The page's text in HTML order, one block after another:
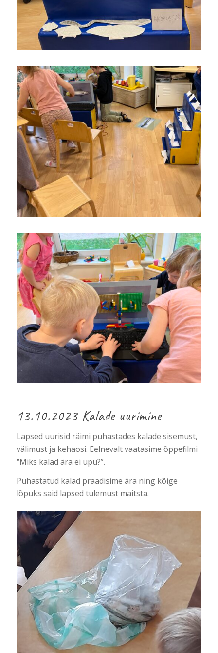
13.10.2023 Kalade uurimine
Lapsed uurisid räimi puhastades kalade sisemust,
välimust ja kehaosi. Eelnevalt vaatasime õppefilmi
“Miks kalad ära ei upu?”.
Puhastatud kalad praadisime ära ning kõige
lõpuks said lapsed tulemust maitsta.